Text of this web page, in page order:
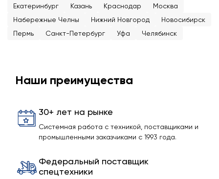
Екатеринбург Казань Краснодар
Москва
Набережные Челны
Нижний Новгород
Новосибирск
Пермь
Санкт-Петербург Уфа Челябинск
Наши преимущества
30+ лет на рынке
Системная работа с техникой, поставщиками и
промышленными заказчиками с 1993 года.
Федеральный поставщик
спецтехники